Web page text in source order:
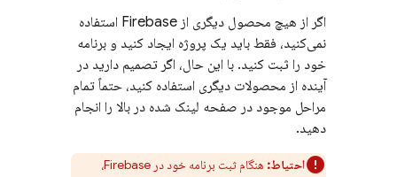
اگر از هیچ محصول دیگری از Firebase استفاده
نمی‌کنید، فقط باید یک پروژه ایجاد کنید و برنامه
خود را ثبت کنید. با این حال، اگر تصمیم دارید در
آینده از محصولات دیگری استفاده کنید، حتماً تمام
مراحل موجود در صفحه لینک شده در بالا را انجام
دهید.
احتیاط:
هنگام ثبت برنامه خود در Firebase،